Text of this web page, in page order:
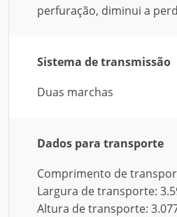
perfuração, diminui a
Sistema de transmissão
Duas marchas
Dados para transporte
Comprimento de
Largura de transporte:
Altura de transporte: